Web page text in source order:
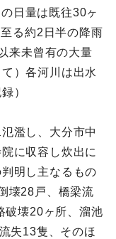
日量は既往30ヶ
る約2日半の降雨
来未曾有の大量
）各河川は出水
）
濫し、大分市中
に収容し炊出に
明し主なるもの
壊28戸、橋梁流
破壊20ヶ所、溜池
失13隻、そのほ